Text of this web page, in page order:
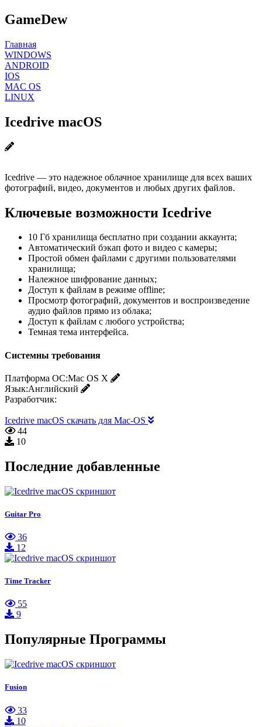
GameDew
Главная
WINDOWS
ANDROID
IOS
MAC OS
LINUX
Icedrive macOS
Icedrive — это надежное облачное хранилище для всех ваших
фотографий, видео, документов и любых других файлов.
Ключевые возможности Icedrive
10 Гб хранилища бесплатно при создании аккаунта;
Автоматический бэкап фото и видео с камеры;
Простой обмен файлами с другими пользователями
хранилища;
Належное шифрование данных;
Доступ к файлам в режиме offline;
Просмотр фотографий, документов и воспроизведение
аудио файлов прямо из облака;
Доступ к файлам с любого устройства;
Темная тема интерфейса.
Системны требования
Платформа ОС:Mac OS X
Язык:Английский
Разработчик:
Icedrive macOS скачать для Mac-OS
44
10
Последние добавленные
Guitar Pro
36
12
Time Tracker
55
9
Популярные Программы
Fusion
33
10